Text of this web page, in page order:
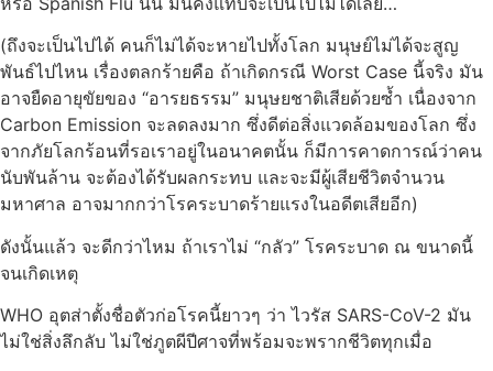
(ถึงจะเป็นไปได้ คนก็ไม่ได้จะหายไปทั้งโลก มนุษย์ไม่ได้จะสูญ
พันธ์ไปไหน เรื่องตลกร้ายคือ ถ้าเกิดกรณี Worst Case นี้จริง มัน
อาจยืดอายุขัยของ “อารยธรรม” มนุษยชาติเสียด้วยซ้ำ เนื่องจาก
Carbon Emission จะลดลงมาก ซึ่งดีต่อสิ่งแวดล้อมของโลก ซึ่ง
จากภัยโลกร้อนที่รอเราอยู่ในอนาคตนั้น ก็มีการคาดการณ์ว่าคน
นับพันล้าน จะต้องได้รับผลกระทบ และจะมีผู้เสียชีวิตจำนวน
มหาศาล อาจมากกว่าโรคระบาดร้ายแรงในอดีตเสียอีก)
ดังนั้นแล้ว จะดีกว่าไหม ถ้าเราไม่ “กลัว” โรคระบาด ณ ขนาดนี้
จนเกิดเหตุ
WHO อุตส่าตั้งชื่อตัวก่อโรคนี้ยาวๆ ว่า ไวรัส SARS-CoV-2 มัน
ไม่ใช่สิ่งลึกลับ ไม่ใช่ภูตผีปีศาจที่พร้อมจะพรากชีวิตทุกเมื่อ